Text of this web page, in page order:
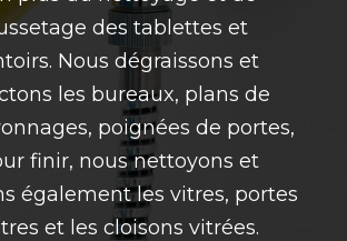
des tablettes et
Nous dégraissons et
les bureaux, plans de
poignées de portes,
finir, nous nettoyons et
également les vitres, portes
et les cloisons vitrées.